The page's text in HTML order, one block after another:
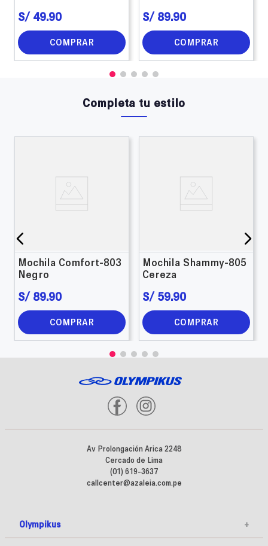
S/ 49.90
COMPRAR
S/ 89.90
COMPRAR
Completa tu estilo
Mochila Comfort-803
Negro
S/ 89.90
COMPRAR
Mochila Shammy-805
Cereza
S/ 59.90
COMPRAR
Av Prolongación Arica 2248
Cercado de Lima
(01) 619-3637
callcenter@azaleia.com.pe
Olympikus +